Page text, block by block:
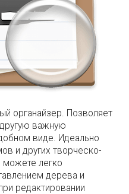
органайзер. Позволяет
важную
виде. Идеально
и других творческо-
легко
дерева и
редактировании